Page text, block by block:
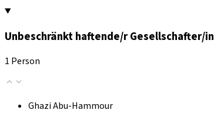
Unbeschränkt haftende/r Gesellschafter/in
1 Person
Ghazi Abu-Hammour